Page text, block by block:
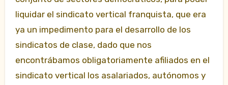
liquidar el sindicato vertical franquista, que era
ya un impedimento para el desarrollo de los
sindicatos de clase, dado que nos
encontrábamos obligatoriamente afiliados en el
sindicato vertical los asalariados, autónomos y